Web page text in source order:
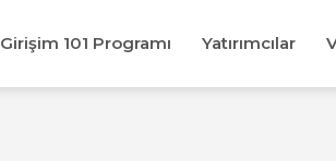
Girişim 101 Programı Yatırımcılar